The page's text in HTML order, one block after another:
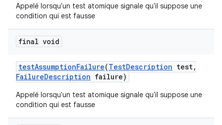
Appelé lorsqu'un test atomique signale qu'il suppose une
condition qui est fausse
final void
testAssumptionFailure(TestDescription test,
FailureDescription failure)
Appelé lorsqu'un test atomique signale qu'il suppose une
condition qui est fausse